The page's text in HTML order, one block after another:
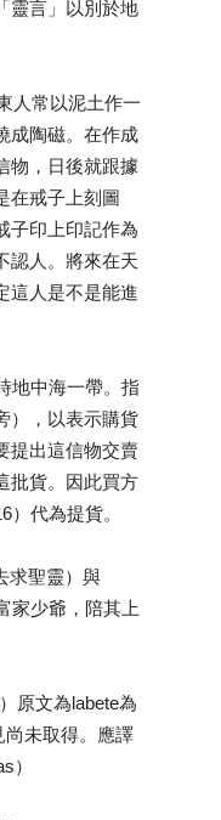
靈言」以別於地
人常以泥土作一
成陶磁。在作成
物，日後就跟據
在戒子上刻圖
子印上印記作為
認人。將來在天
這人是不是能進
地中海一帶。指
），以表示購貨
提出這信物交賣
批貨。因此買方
代為提貨。
求聖靈）與
家少爺，陪其上
原文為labete為
尚未取得。應譯
）